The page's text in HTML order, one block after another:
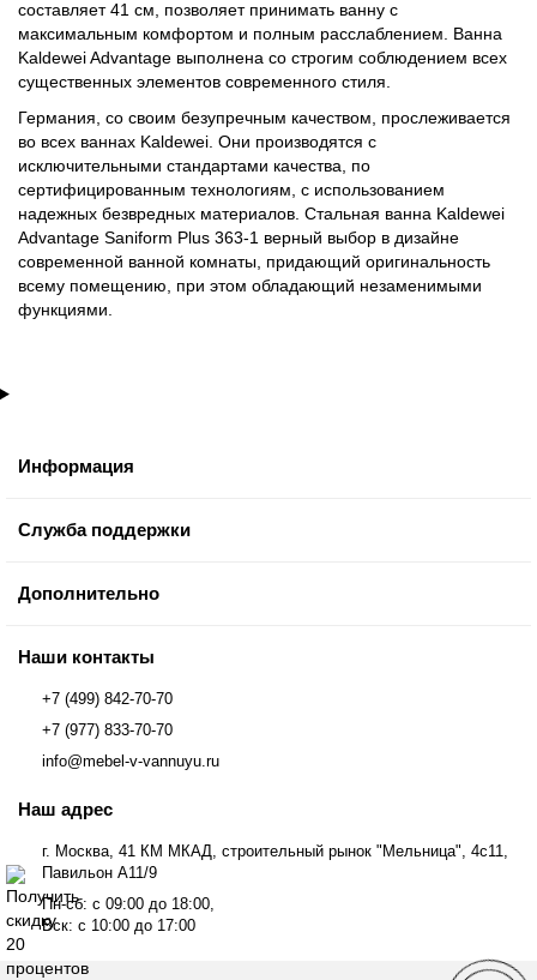
составляет 41 см, позволяет принимать ванну с
максимальным комфортом и полным расслаблением. Ванна
Kaldewei Advantage выполнена со строгим соблюдением всех
существенных элементов современного стиля.
Германия, со своим безупречным качеством, прослеживается
во всех ваннах Kaldewei. Они производятся с
исключительными стандартами качества, по
сертифицированным технологиям, с использованием
надежных безвредных материалов. Стальная ванна Kaldewei
Advantage Saniform Plus 363-1 верный выбор в дизайне
современной ванной комнаты, придающий оригинальность
всему помещению, при этом обладающий незаменимыми
функциями.
Информация
Служба поддержки
Дополнительно
Наши контакты
+7 (499) 842-70-70
+7 (977) 833-70-70
info@mebel-v-vannuyu.ru
Наш адрес
г. Москва, 41 КМ МКАД, строительный рынок "Мельница", 4с11,
Павильон А11/9
Пн-сб: с 09:00 до 18:00,
Вск: с 10:00 до 17:00